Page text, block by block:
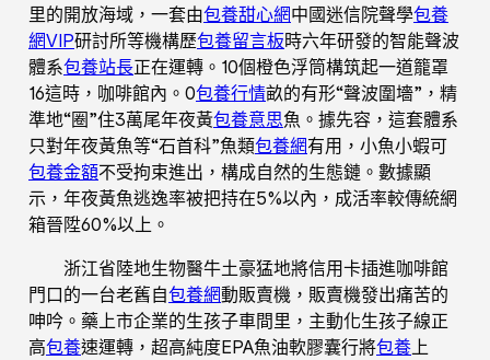
里的開放海域，一套由包養甜心網中國迷信院聲學包養
網VIP研討所等機構歷包養留言板時六年研發的智能聲波
體系包養站長正在運轉。10個橙色浮筒構筑起一道籠罩
16這時，咖啡館內。0包養行情畝的有形“聲波圍墻”，精
準地“圈”住3萬尾年夜黃包養意思魚。據先容，這套體系
只對年夜黃魚等“石首科”魚類包養網有用，小魚小蝦可
包養金額不受拘束進出，構成自然的生態鏈。數據顯
示，年夜黃魚逃逸率被把持在5%以內，成活率較傳統網
箱晉陞60%以上。
浙江省陸地生物醫牛土豪猛地將信用卡插進咖啡館
門口的一台老舊自包養網動販賣機，販賣機發出痛苦的
呻吟。藥上市企業的生孩子車間里，主動化生孩子線正
高包養速運轉，超高純度EPA魚油軟膠囊行將包養 上